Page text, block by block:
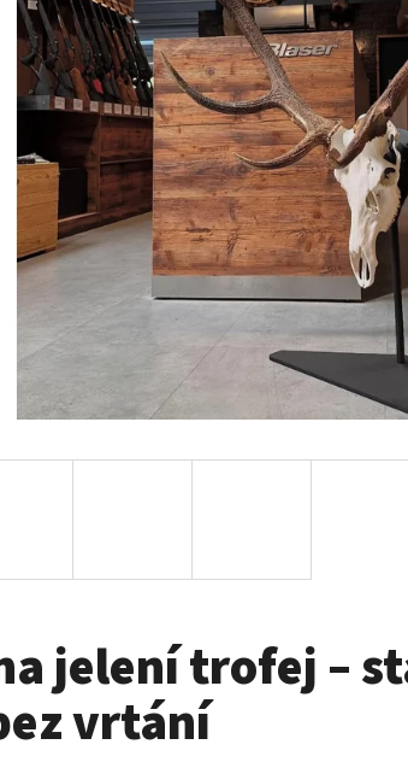
jelení trofej –
vrtání
WENGE – RUČNĚ
A DALŠÍ)
KOVOVÁ PODLOŽKA
DRŽÁK NA NÁBOJNICI,
990 Kč